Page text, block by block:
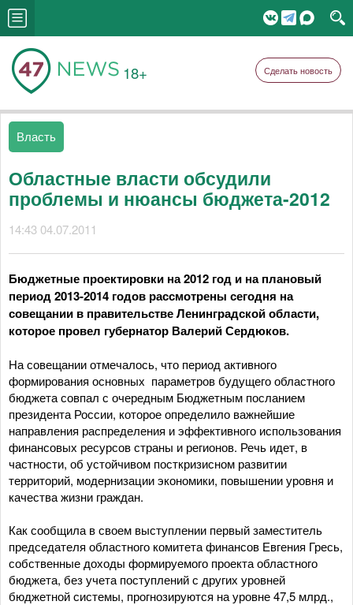
18+ Сделать новость
Власть
Областные власти обсудили
проблемы и нюансы бюджета-2012
14:43 04.07.2011
Бюджетные проектировки на 2012 год и на плановый
период 2013-2014 годов рассмотрены сегодня на
совещании в правительстве Ленинградской области,
которое провел губернатор Валерий Сердюков.
На совещании отмечалось, что период активного
формирования основных параметров будущего областного
бюджета совпал с очередным Бюджетным посланием
президента России, которое определило важнейшие
направления распределения и эффективного использования
финансовых ресурсов страны и регионов. Речь идет, в
частности, об устойчивом посткризисном развитии
территорий, модернизации экономики, повышении уровня и
качества жизни граждан.
Как сообщила в своем выступлении первый заместитель
председателя областного комитета финансов Евгения Гресь,
собственные доходы формируемого проекта областного
бюджета, без учета поступлений с других уровней
бюджетной системы, прогнозируются на уровне 47,5 млрд.,